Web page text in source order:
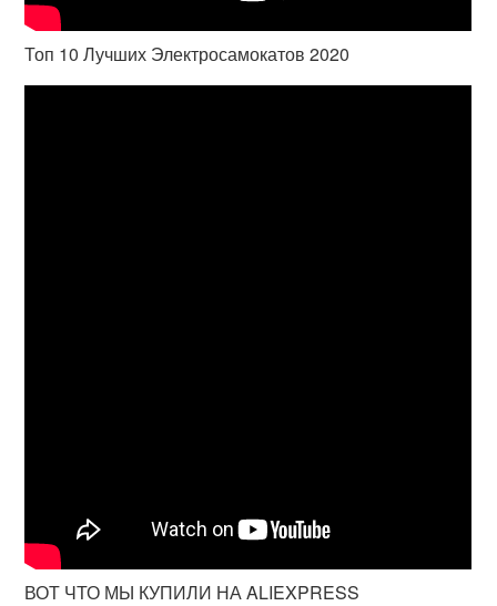
Топ 10 Лучших Электросамокатов 2020
ВОТ ЧТО МЫ КУПИЛИ НА ALIEXPRESS